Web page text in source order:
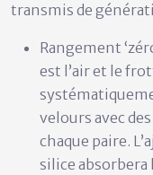
transmis de
Rangement
est l’air et le
velours avec
chaque paire.
silice